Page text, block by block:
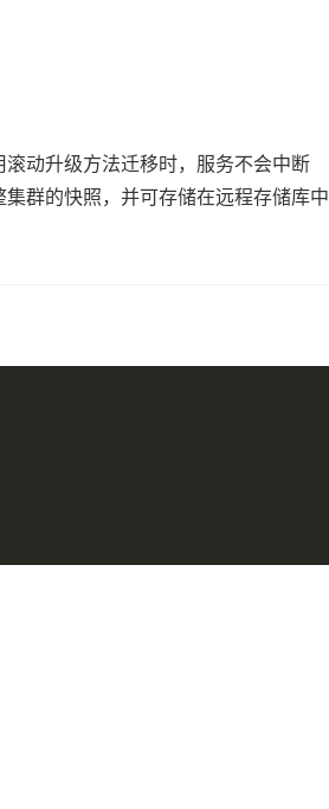
动升级方法迁移时，服务不会中断
群的快照，并可存储在远程存储库中